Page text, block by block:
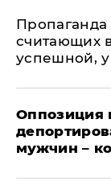
​Пропаганда
считающих
успешной,
Оппозиция
мужчин –